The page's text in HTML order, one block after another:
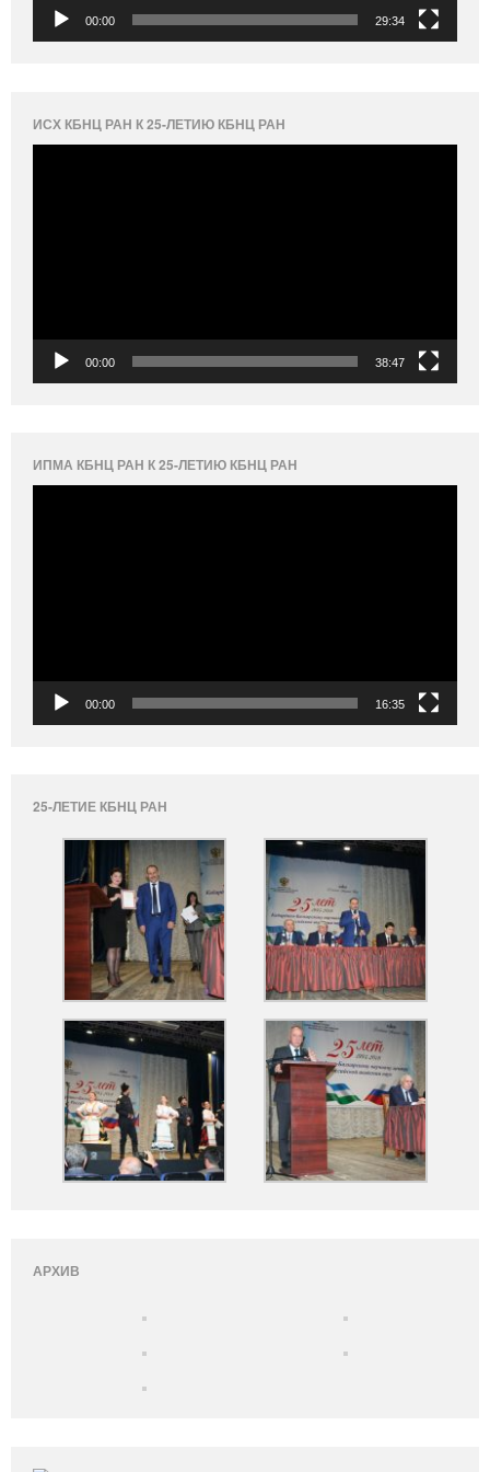
00:00 29:34
ИСХ КБНЦ РАН К 25-ЛЕТИЮ КБНЦ РАН
00:00 38:47
ИПМА КБНЦ РАН К 25-ЛЕТИЮ КБНЦ РАН
00:00 16:35
25-ЛЕТИЕ КБНЦ РАН
АРХИВ